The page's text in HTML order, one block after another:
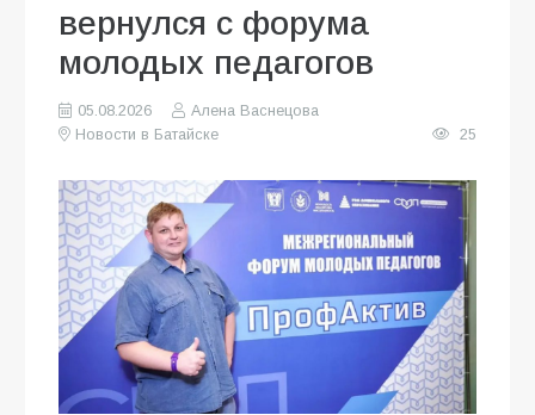
вернулся с форума
молодых педагогов
05.08.2026
Алена Васнецова
Новости в Батайске
25